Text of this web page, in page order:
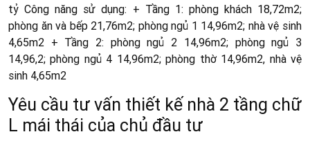
tỷ Công năng sử dụng: + Tầng 1: phòng khách 18,72m2;
phòng ăn và bếp 21,76m2; phòng ngủ 1 14,96m2; nhà vệ sinh
4,65m2 + Tầng 2: phòng ngủ 2 14,96m2; phòng ngủ 3
14,96,2; phòng ngủ 4 14,96m2; phòng thờ 14,96m2, nhà vệ
sinh 4,65m2
Yêu cầu tư vấn thiết kế nhà 2 tầng chữ
L mái thái của chủ đầu tư